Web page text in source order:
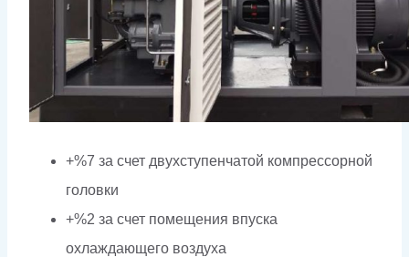
+%7 за счет двухступенчатой компрессорной
головки
+%2 за счет помещения впуска
охлаждающего воздуха